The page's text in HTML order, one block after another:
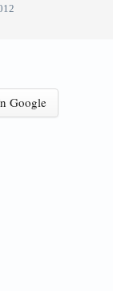
Google